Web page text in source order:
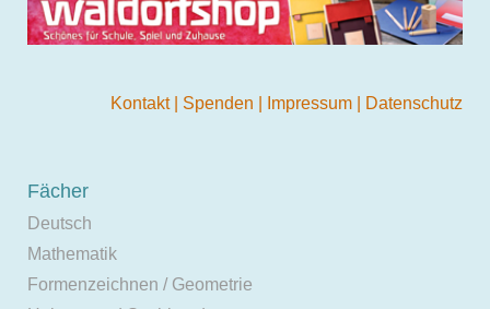
Kontakt Spenden Impressum Datenschutz
Fächer
Deutsch
Mathematik
Formenzeichnen / Geometrie